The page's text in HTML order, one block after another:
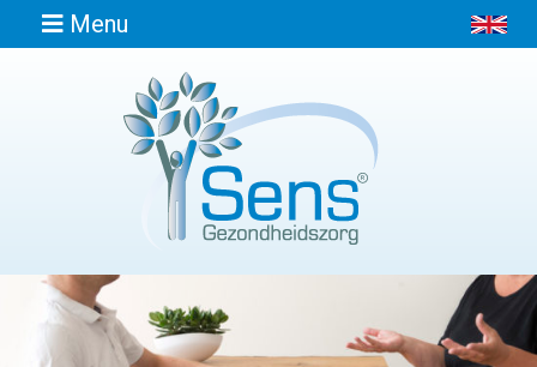
Menu
Afspraak